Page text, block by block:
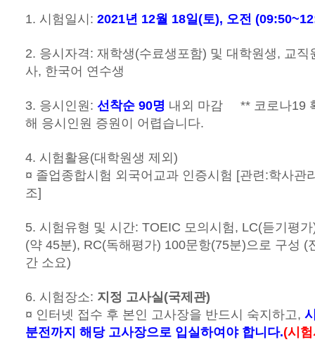
1. 시험일시: 2021년 12월 18일(토), 오전
2. 응시자격: 재학생(수료생포함) 및 대학원생, 교직
사, 한국어 연수생
3. 응시인원: 선착순 90명 내외 마감 ** 코로나19
해 응시인원 증원이 어렵습니다.
4. 시험활용(대학원생 제외)
¤ 졸업종합시험 외국어교과 인증시험 [관련:학사관
조]
5. 시험유형 및 시간: TOEIC 모의시험, LC(듣기평
(약 45분), RC(독해평가) 100문항(75분)으로 구성 (
간 소요)
6. 시험장소: 지정 고사실(국제관)
¤ 인터넷 접수 후 본인 고사장을 반드시 숙지하고,
분전까지 해당 고사장으로 입실하여야 합니다.(시